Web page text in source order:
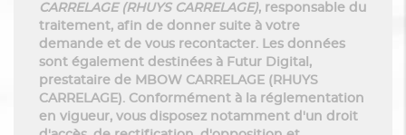
CARRELAGE (RHUYS CARRELAGE), responsable du
traitement, afin de donner suite à votre
demande et de vous recontacter. Les données
sont également destinées à Futur Digital,
prestataire de MBOW CARRELAGE (RHUYS
CARRELAGE). Conformément à la réglementation
en vigueur, vous disposez notamment d'un droit